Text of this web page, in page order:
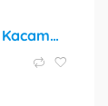
Rockbros 089 Ultralight Kacamata Sepeda Polarized Myopa 5 Lensa